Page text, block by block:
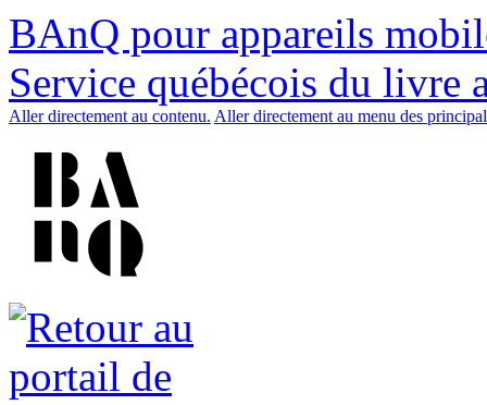
BAnQ pour appareils
Service québécois du livre
Aller directement au contenu. Aller directement au menu des